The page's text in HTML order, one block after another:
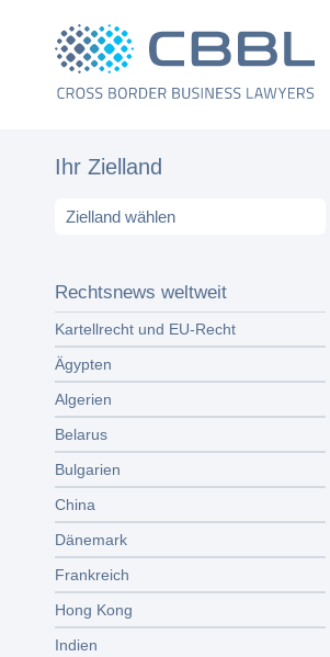
Ihr Zielland
Rechtsnews weltweit
Kartellrecht und EU-Recht
Ägypten
Algerien
Belarus
Bulgarien
China
Dänemark
Frankreich
Hong Kong
Indien